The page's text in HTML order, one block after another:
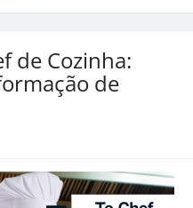
de Cozinha:
de